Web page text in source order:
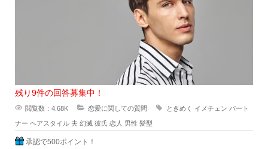
残り9件の回答募集中！
閲覧数：4.68K 恋愛に関しての質問 ときめく イメチェン パート
ナー ヘアスタイル 夫 幻滅 彼氏 恋人 男性 髪型
承認で500ポイント！